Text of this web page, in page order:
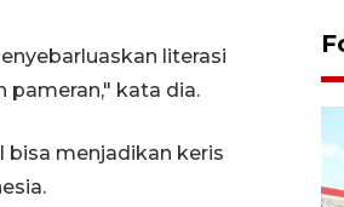
literasi
pameran," kata dia.
bisa menjadikan keris